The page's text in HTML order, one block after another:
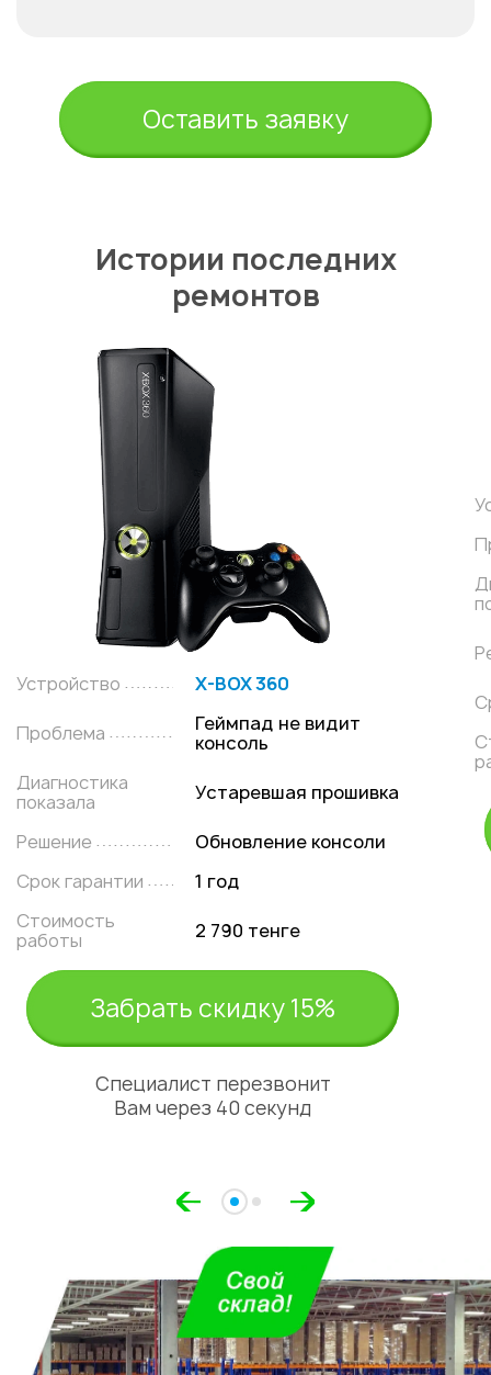
Оставить заявку
Истории последних
ремонтов
Устройство X-BOX 360
Проблема
Геймпад не видит
консоль
Диагностика
показала
Устаревшая прошивка
Решение
Обновление консоли
Срок гарантии
1 год
Стоимость
работы
2 790 тенге
Забрать скидку 15%
Специалист перезвонит
Вам через 40 секунд